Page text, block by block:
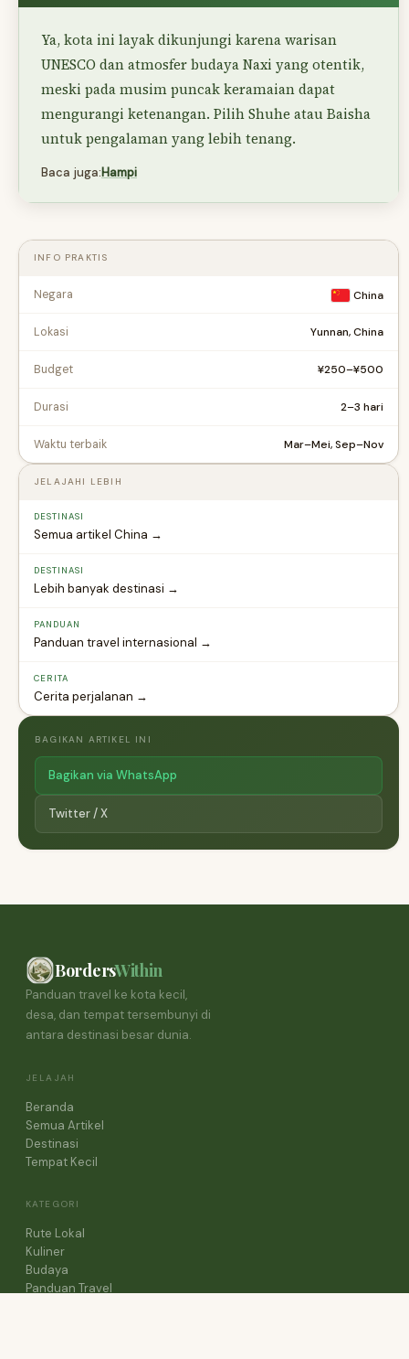
Ya, kota ini layak dikunjungi karena warisan
UNESCO dan atmosfer budaya Naxi yang otentik,
meski pada musim puncak keramaian dapat
mengurangi ketenangan. Pilih Shuhe atau Baisha
untuk pengalaman yang lebih tenang.
Baca juga:Hampi
INFO PRAKTIS
Negara China
Lokasi Yunnan, China
Budget ¥250–¥500
Durasi 2–3 hari
Waktu terbaik Mar–Mei, Sep–Nov
JELAJAHI LEBIH
DESTINASI
Semua artikel China →
DESTINASI
Lebih banyak destinasi →
PANDUAN
Panduan travel internasional →
CERITA
Cerita perjalanan →
BAGIKAN ARTIKEL INI
Bagikan via WhatsApp
Twitter / X
BordersWithin
Panduan travel ke kota kecil,
desa, dan tempat tersembunyi di
antara destinasi besar dunia.
JELAJAH
Beranda
Semua Artikel
Destinasi
Tempat Kecil
KATEGORI
Rute Lokal
Kuliner
Budaya
Panduan Travel